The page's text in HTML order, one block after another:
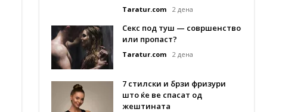
Taratur.com 2 дена
Секс под туш — совршенство
или пропаст?
Taratur.com 2 дена
7 стилски и брзи фризури
што ќе ве спасат од
жештината